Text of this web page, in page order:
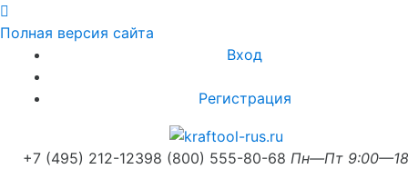
Полная версия сайта
Вход
Регистрация
+7 (495) 212-12398 (800) 555-80-68 Пн—Пт